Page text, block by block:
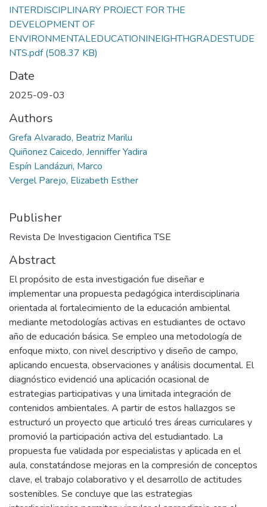
INTERDISCIPLINARY PROJECT FOR THE
DEVELOPMENT OF
ENVIRONMENTALEDUCATIONINEIGHTHGRADESTUDE
NTS.pdf(508.37 KB)
Date
2025-09-03
Authors
Grefa Alvarado, Beatriz Marilu
Quiñonez Caicedo, Jenniffer Yadira
Espín Landázuri, Marco
Vergel Parejo, Elizabeth Esther
Publisher
Revista De Investigacion Cientifica TSE
Abstract
El propósito de esta investigación fue diseñar e
implementar una propuesta pedagógica interdisciplinaria
orientada al fortalecimiento de la educación ambiental
mediante metodologías activas en estudiantes de octavo
año de educación básica. Se empleo una metodología de
enfoque mixto, con nivel descriptivo y diseño de campo,
aplicando encuesta, observaciones y análisis documental. El
diagnóstico evidenció una aplicación ocasional de
estrategias participativas y una limitada integración de
contenidos ambientales. A partir de estos hallazgos se
estructuró un proyecto que articuló tres áreas curriculares y
promovió la participación activa del estudiantado. La
propuesta fue validada por especialistas y aplicada en el
aula, constatándose mejoras en la compresión de conceptos
clave, el trabajo colaborativo y el desarrollo de actitudes
sostenibles. Se concluye que las estrategias